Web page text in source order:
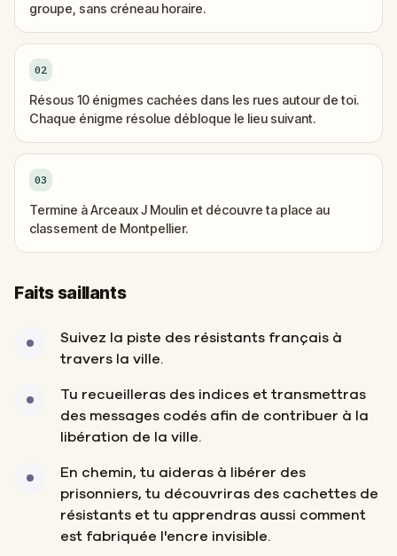
groupe, sans créneau horaire.
02
Résous 10 énigmes cachées dans les rues autour de toi.
Chaque énigme résolue débloque le lieu suivant.
03
Termine à Arceaux J Moulin et découvre ta place au
classement de Montpellier.
Faits saillants
Suivez la piste des résistants français à
travers la ville.
Tu recueilleras des indices et transmettras
des messages codés afin de contribuer à la
libération de la ville.
En chemin, tu aideras à libérer des
prisonniers, tu découvriras des cachettes de
résistants et tu apprendras aussi comment
est fabriquée l'encre invisible.